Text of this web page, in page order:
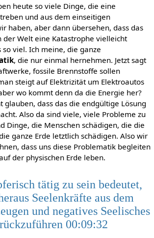
heute so viele Dinge, die eine
und aus dem einseitigen
haben, aber dann übersehen, dass das
der Welt eine Katastrophe vielleicht
so viel. Ich meine, die ganze
, die nur einmal hernehmen. Jetzt sagt
fossile Brennstoffe sollen
steigt auf Elektrizität um Elektroautos
wo kommt denn da die Energie her?
glauben, dass das die endgültige Lösung
Also da sind viele, viele Probleme zu
Dinge, die Menschen schädigen, die die
ganze Erde letztlich schädigen. Also wir
dass uns diese Problematik begleiten
der physischen Erde leben.
tätig zu sein bedeutet,
Seelenkräfte aus dem
und negatives Seelisches
00:09:32